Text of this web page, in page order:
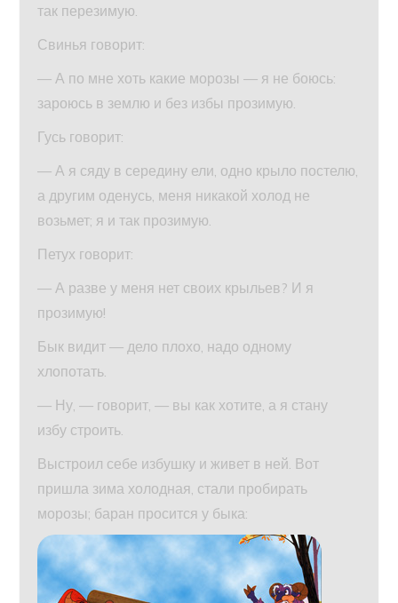
так перезимую.
Свинья говорит:
— А по мне хоть какие морозы — я не боюсь:
зароюсь в землю и без избы прозимую.
Гусь говорит:
— А я сяду в середину ели, одно крыло постелю,
а другим оденусь, меня никакой холод не
возьмет; я и так прозимую.
Петух говорит:
— А разве у меня нет своих крыльев? И я
прозимую!
Бык видит — дело плохо, надо одному
хлопотать.
— Ну, — говорит, — вы как хотите, а я стану
избу строить.
Выстроил себе избушку и живет в ней. Вот
пришла зима холодная, стали пробирать
морозы; баран просится у быка: